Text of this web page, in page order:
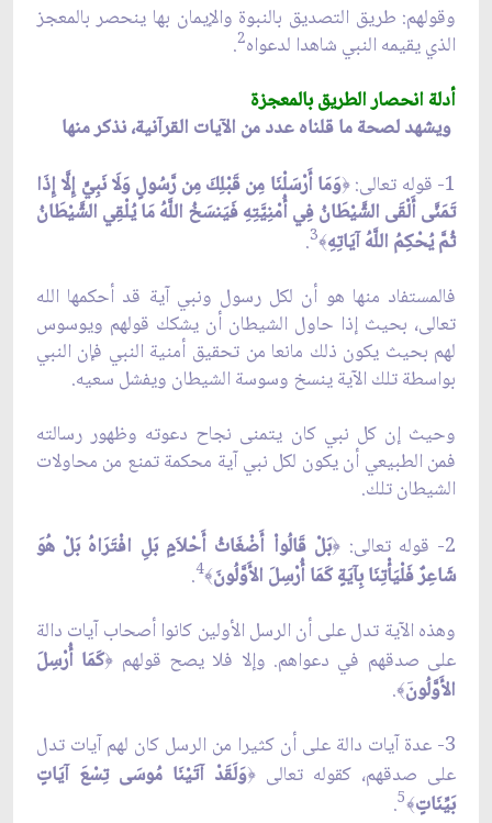
وقولهم: طريق التصديق بالنبوة والإيمان بها ينحصر بالمعجز
الذي يقيمه النبي شاهدا لدعواه2
.
أدلة انحصار الطريق بالمعجزة
ويشهد لصحة ما قلناه عدد من الآيات القرآنية، نذكر منها
1- قوله تعالى:
﴿وَمَا أَرْسَلْنَا مِن قَبْلِكَ مِن رَّسُولٍ وَلَا نَبِيٍّ إِلَّا إِذَا
تَمَنَّى أَلْقَى الشَّيْطَانُ فِي أُمْنِيَّتِهِ فَيَنسَخُ اللَّهُ مَا يُلْقِي الشَّيْطَانُ
ثُمَّ يُحْكِمُ اللَّهُ آيَاتِهِ﴾3
.
فالمستفاد منها هو أن لكل رسول ونبي آية قد أحكمها الله
تعالى، بحيث إذا حاول الشيطان أن يشكك قولهم ويوسوس
لهم بحيث يكون ذلك مانعا من تحقيق أمنية النبي فإن النبي
بواسطة تلك الآية ينسخ وسوسة الشيطان ويفشل سعيه.
وحيث إن كل نبي كان يتمنى نجاح دعوته وظهور رسالته
فمن الطبيعي أن يكون لكل نبي آية محكمة تمنع من محاولات
الشيطان تلك.
2- قوله تعالى:
﴿بَلْ قَالُواْ أَضْغَاثُ أَحْلاَمٍ بَلِ افْتَرَاهُ بَلْ هُوَ
شَاعِرٌ فَلْيَأْتِنَا بِآيَةٍ كَمَا أُرْسِلَ الأَوَّلُونَ﴾4
.
وهذه الآية تدل على أن الرسل الأولين كانوا أصحاب آيات دالة
على صدقهم في دعواهم. وإلا فلا يصح قولهم ﴿كَمَا أُرْسِلَ
الأَوَّلُونَ﴾.
3- عدة آيات دالة على أن كثيرا من الرسل كان لهم آيات تدل
على صدقهم، كقوله تعالى ﴿وَلَقَدْ آتَيْنَا مُوسَى تِسْعَ آيَاتٍ
بَيِّنَاتٍ﴾5
.